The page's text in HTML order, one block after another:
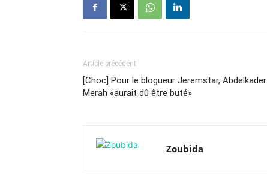
Article précédent
[Choc] Pour le blogueur Jeremstar, Abdelkader
Merah «aurait dû être buté»
Zoubida